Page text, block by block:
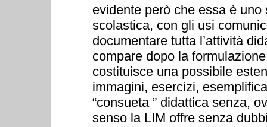
evidente però che essa è
scolastica, con gli usi
documentare tutta l’attività
compare dopo la
costituisce una possibile
immagini, esercizi,
“consueta ” didattica senza,
senso la LIM offre senza